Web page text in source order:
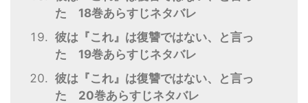
た 18巻あらすじネタバレ
彼は『これ』は復讐ではない、と言っ
た 19巻あらすじネタバレ
彼は『これ』は復讐ではない、と言っ
た 20巻あらすじネタバレ